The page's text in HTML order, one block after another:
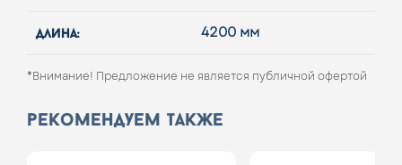
длина: 4200 мм
*Внимание! Предложение не является публичной офертой
рекомендуем также